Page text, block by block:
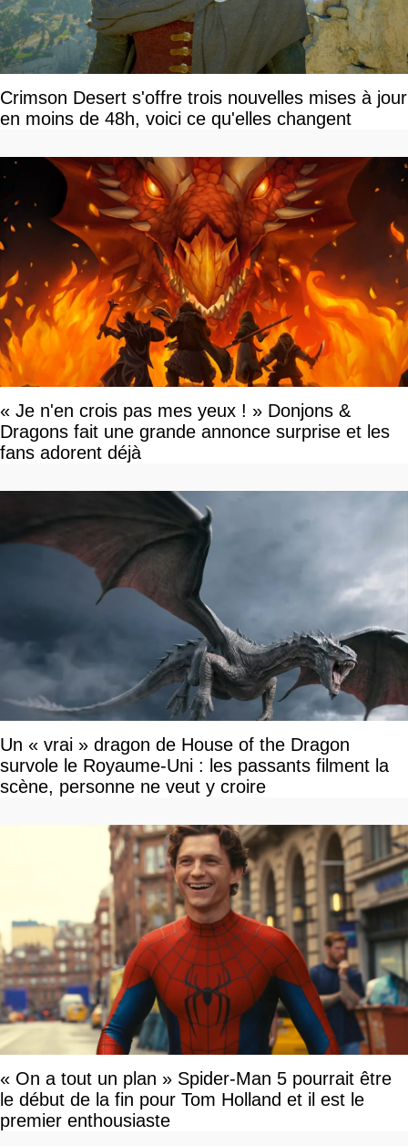
Crimson Desert s'offre trois nouvelles mises à jour
en moins de 48h, voici ce qu'elles changent
« Je n'en crois pas mes yeux ! » Donjons &
Dragons fait une grande annonce surprise et les
fans adorent déjà
Un « vrai » dragon de House of the Dragon
survole le Royaume-Uni : les passants filment la
scène, personne ne veut y croire
« On a tout un plan » Spider-Man 5 pourrait être
le début de la fin pour Tom Holland et il est le
premier enthousiaste